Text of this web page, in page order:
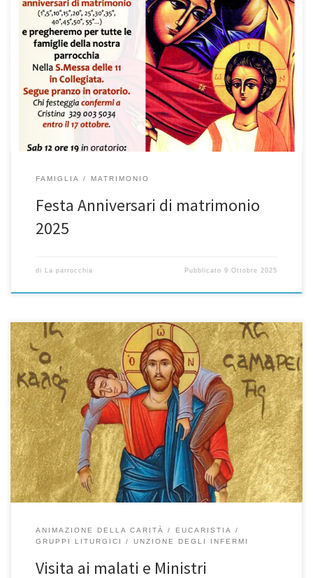
Domenica 19 ottobre Ricorderemo gli anniversari di matrimonio
(1,5,10°,15,20°, 25 ,30,35, 40°,45°,50°, 55 e poi di ogni anno…) e
pregheremo per tutte le famiglie della nostra parrocchia Nella
S.Messa delle 11 in Collegiata. Rinnoveremo le promesse di
nozze. Segue pranzo in oratorio. Chi festeggia e partecipa anche
solo Messa, confermi a […]
FAMIGLIA MATRIMONIO
Festa Anniversari di matrimonio
2025
di La parrocchia Pubblicato9 Ottobre 2025
«Abbi cura di Lui»: La Santa Comunione nelle case dei malati Nella
nostra vita o nella vita dei nostri cari, purtroppo, può subentrare a
malattia e la sofferenza. Tante persone hanno vissuto, nella loro
vita, un cammino di fede:hanno partecipato ogni Domenica alla
Santa Messa, sono stati parte attiva della […]
ANIMAZIONE DELLA CARITÀ
EUCARISTIA
GRUPPI LITURGICI
UNZIONE DEGLI INFERMI
Visita ai malati e Ministri